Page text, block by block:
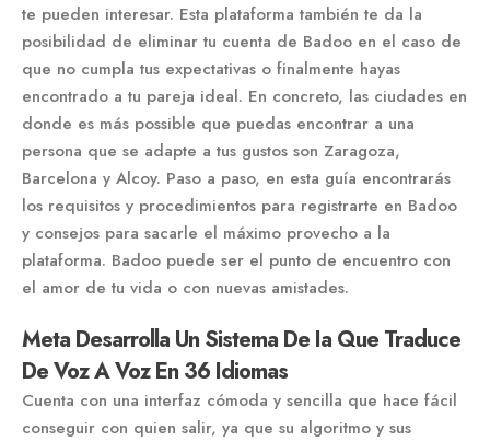
te pueden interesar. Esta plataforma también te da la
posibilidad de eliminar tu cuenta de Badoo en el caso de
que no cumpla tus expectativas o finalmente hayas
encontrado a tu pareja ideal. En concreto, las ciudades en
donde es más possible que puedas encontrar a una
persona que se adapte a tus gustos son Zaragoza,
Barcelona y Alcoy. Paso a paso, en esta guía encontrarás
los requisitos y procedimientos para registrarte en Badoo
y consejos para sacarle el máximo provecho a la
plataforma. Badoo puede ser el punto de encuentro con
el amor de tu vida o con nuevas amistades.
Meta Desarrolla Un Sistema De Ia Que Traduce
De Voz A Voz En 36 Idiomas
Cuenta con una interfaz cómoda y sencilla que hace fácil
conseguir con quien salir, ya que su algoritmo y sus